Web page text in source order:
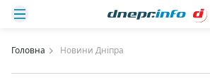
Головна Новини Дніпра